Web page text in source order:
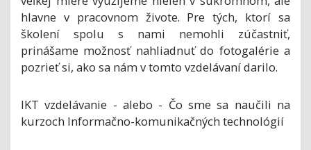
hlavne v pracovnom živote. Pre tých, ktorí sa
školení spolu s nami nemohli zúčastniť,
prinášame možnosť nahliadnuť do fotogalérie a
pozrieť si, ako sa nám v tomto vzdelávaní darilo.
IKT vzdelávanie - alebo - Čo sme sa naučili na
kurzoch Informačno-komunikačných technológií